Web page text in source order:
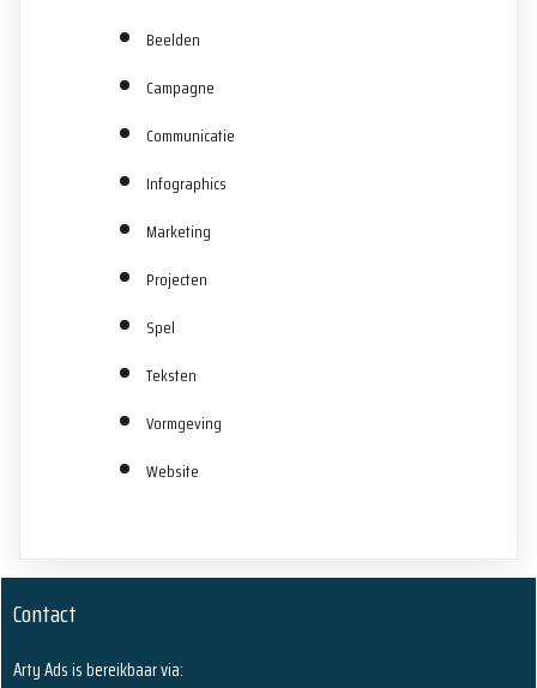
Beelden
Campagne
Communicatie
Infographics
Marketing
Projecten
Spel
Teksten
Vormgeving
Website
Contact
Arty Ads is bereikbaar via: